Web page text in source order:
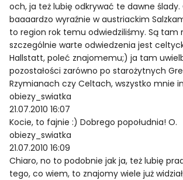
och, ja też lubię odkrywać te dawne
baaaardzo wyraźnie w austriackim
to region rok temu odwiedziliśmy. Są tam
szczególnie warte odwiedzenia jest
Hallstatt, poleć znajomemu;) ja tam
pozostałości zarówno po starożytnych
Rzymianach czy Celtach, wszystko mnie
obiezy_swiatka
21.07.2010 16:07
Kocie, to fajnie :) Dobrego popołudnia! O.
obiezy_swiatka
21.07.2010 16:09
Chiaro, no to podobnie jak ja, też lubię
tego, co wiem, to znajomy wiele już